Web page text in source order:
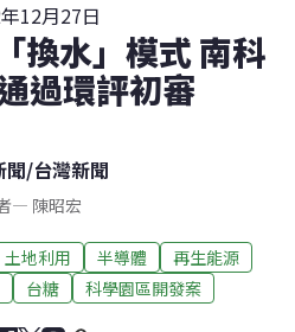
12月27日
換水」模式 南科
過環評初審
聞/台灣新聞
— 陳昭宏
土地利用 半導體
再生能源
台糖 科學園區開發案